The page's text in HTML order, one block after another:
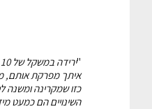
"
איתך מפרקת אותם,
כזו שמקרינה ומשנה
השינויים הם כמעט